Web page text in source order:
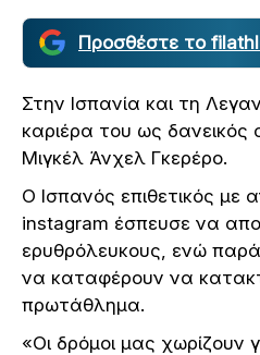
Προσθέστε το
Στην Ισπανία και τη
καριέρα του ως
Μιγκέλ Άνχελ Γκερέρο.
Ο Ισπανός επιθετικός με
instagram έσπευσε να
ερυθρόλευκους, ενώ
να καταφέρουν να
πρωτάθλημα.
«Οι δρόμοι μας χωρίζουν